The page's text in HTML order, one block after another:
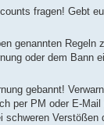
fragen! Gebt
genannten
oder dem Bann
gebannt!
per PM oder E-